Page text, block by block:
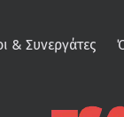
& Συνεργάτες